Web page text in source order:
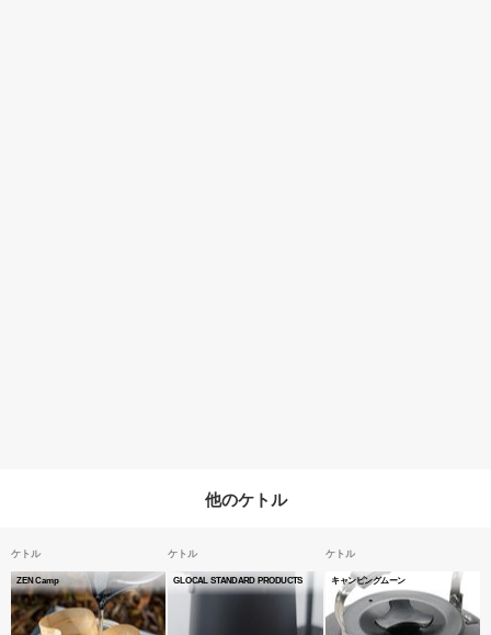
他のケトル
ケトル
ZEN Camp
ケトル
GLOCAL STANDARD PRODUCTS
ケトル
キャンピングムーン